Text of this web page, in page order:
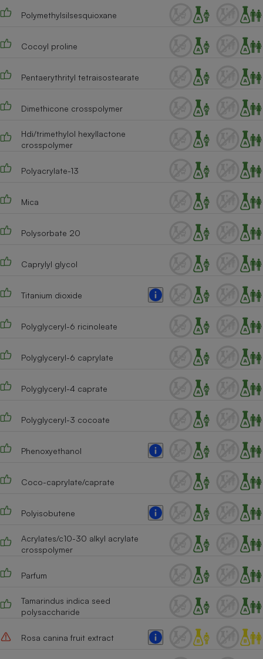
Polymethylsilsesquioxane
Cocoyl proline
Pentaerythrityl tetraisostearate
Dimethicone crosspolymer
Hdi/trimethylol hexyllactone
crosspolymer
Polyacrylate-13
Mica
Polysorbate 20
Caprylyl glycol
Titanium dioxide
Polyglyceryl-6 ricinoleate
Polyglyceryl-6 caprylate
Polyglyceryl-4 caprate
Polyglyceryl-3 cocoate
Phenoxyethanol
Coco-caprylate/caprate
Polyisobutene
Acrylates/c10-30 alkyl acrylate
crosspolymer
Parfum
Tamarindus indica seed
polysaccharide
Rosa canina fruit extract
Robot ménager